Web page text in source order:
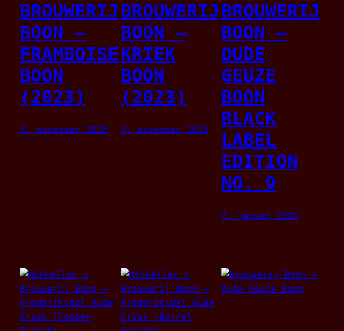
BROUWERIJ
BOON –
FRAMBOISE
BOON
(2023)
3. november 2025
BROUWERIJ
BOON –
KRIEK
BOON
(2023)
3. november 2025
BROUWERIJ
BOON –
OUDE
GEUZE
BOON
BLACK
LABEL
EDITION
NO. 9
7. januar 2025